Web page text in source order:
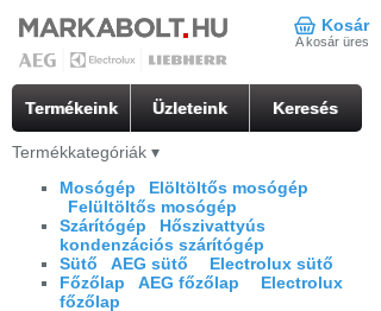
Kosár
A kosár üres
Termékeink Üzleteink Keresés
Termékkategóriák ▾
Mosógép
Elöltöltős mosógép
Felültöltős mosógép
Szárítógép
Hőszivattyús
kondenzációs szárítógép
Sütő
AEG sütő
Electrolux sütő
Főzőlap
AEG főzőlap
Electrolux
főzőlap